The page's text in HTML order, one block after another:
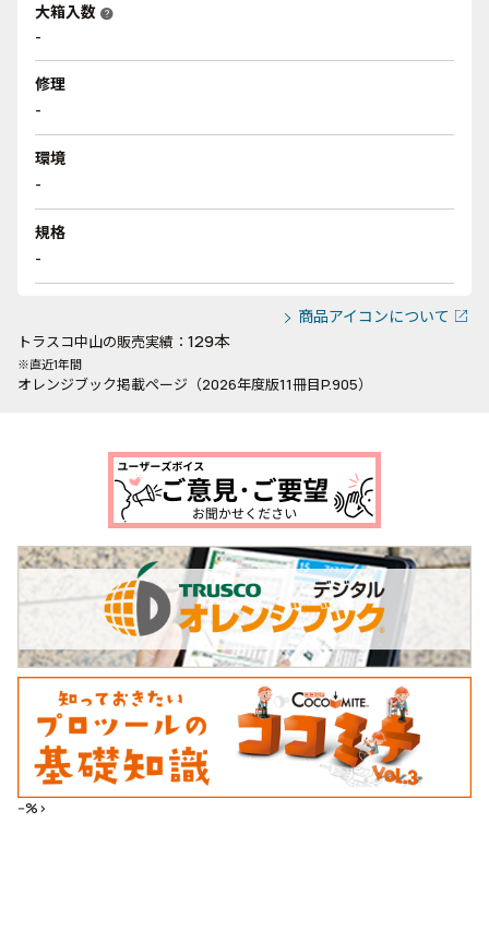
大箱入数 help
-
修理
-
環境
-
規格
-
商品アイコンについて
トラスコ中山の販売実績： 129本
※直近1年間
オレンジブック掲載ページ（2026年度版11冊目P.905）
--%>